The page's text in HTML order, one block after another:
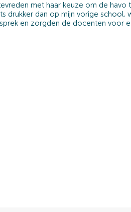
met haar keuze om de
drukker dan op mijn vorige school,
en zorgden de docenten voor